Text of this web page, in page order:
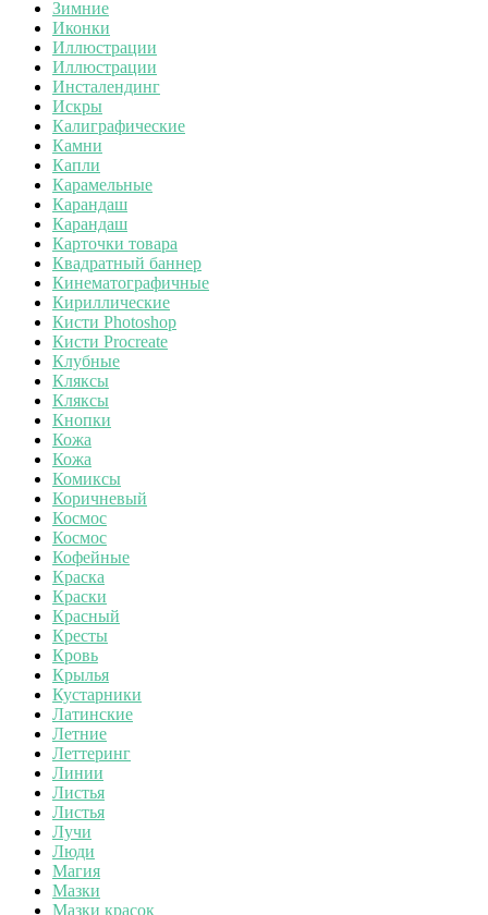
Зимние
Иконки
Иллюстрации
Иллюстрации
Инсталендинг
Искры
Калиграфические
Камни
Капли
Карамельные
Карандаш
Карандаш
Карточки товара
Квадратный баннер
Кинематографичные
Кириллические
Кисти Photoshop
Кисти Procreate
Клубные
Кляксы
Кляксы
Кнопки
Кожа
Кожа
Комиксы
Коричневый
Космос
Космос
Кофейные
Краска
Краски
Красный
Кресты
Кровь
Крылья
Кустарники
Латинские
Летние
Леттеринг
Линии
Листья
Листья
Лучи
Люди
Магия
Мазки
Мазки красок